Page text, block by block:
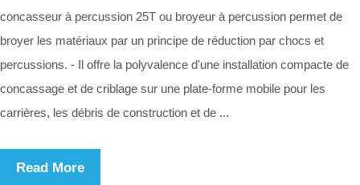
concasseur à percussion 25T ou broyeur à percussion permet de
broyer les matériaux par un principe de réduction par chocs et
percussions. - Il offre la polyvalence d'une installation compacte de
concassage et de criblage sur une plate-forme mobile pour les
carrières, les débris de construction et de ...
Read More